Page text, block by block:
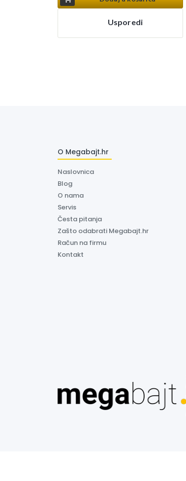
Usporedi
O Megabajt.hr
Naslovnica
Blog
O nama
Servis
Česta pitanja
Zašto odabrati Megabajt.hr
Račun na firmu
Kontakt